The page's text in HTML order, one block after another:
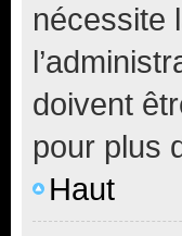
nécessite
doivent
pour plus
Haut